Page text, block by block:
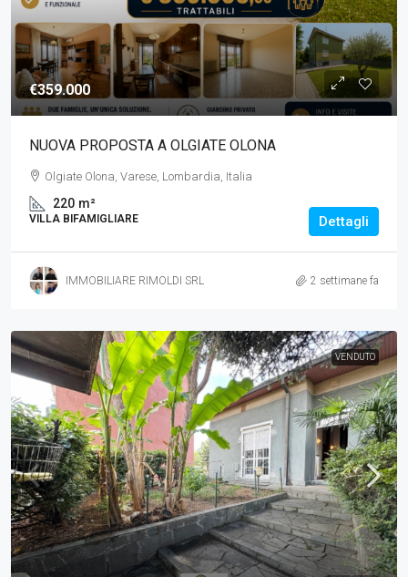
€359.000
NUOVA PROPOSTA A OLGIATE OLONA
Olgiate Olona, Varese, Lombardia, Italia
220 m²
VILLA BIFAMIGLIARE Dettagli
IMMOBILIARE RIMOLDI SRL 2 settimane fa
VENDUTO